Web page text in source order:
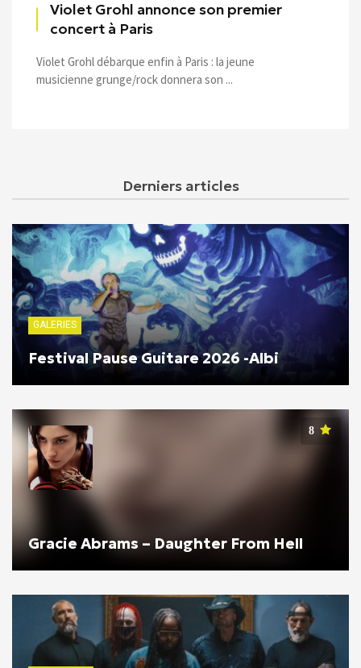
Violet Grohl annonce son premier
concert à Paris
Violet Grohl débarque enfin à Paris : la jeune
musicienne grunge/rock donnera son ...
Derniers articles
GALERIES
Festival Pause Guitare 2026 -Albi
8
Gracie Abrams – Daughter From Hell